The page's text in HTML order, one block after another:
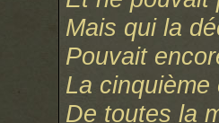
Mais qui la
Pouvait
La
De toutes la